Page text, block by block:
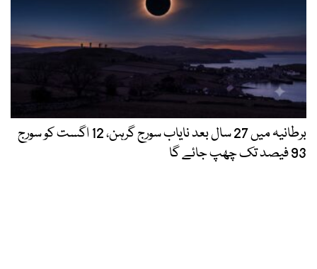
برطانیہ میں 27 سال بعد نایاب سورج گرہن، 12 اگست کو سورج
93 فیصد تک چھپ جائے گا